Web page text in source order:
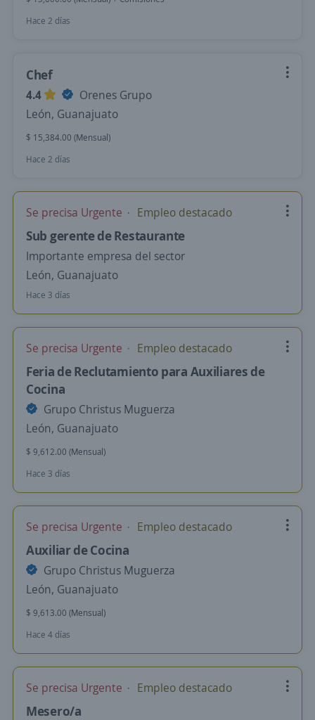
Hace 2 días
Chef
4.4
Orenes Grupo
León, Guanajuato
$ 15,384.00 (Mensual)
Hace 2 días
Se precisa Urgente Empleo destacado
Sub gerente de Restaurante
Importante empresa del sector
León, Guanajuato
Hace 3 días
Se precisa Urgente Empleo destacado
Feria de Reclutamiento para Auxiliares de
Cocina
Grupo Christus Muguerza
León, Guanajuato
$ 9,612.00 (Mensual)
Hace 3 días
Se precisa Urgente Empleo destacado
Auxiliar de Cocina
Grupo Christus Muguerza
León, Guanajuato
$ 9,613.00 (Mensual)
Hace 4 días
Se precisa Urgente Empleo destacado
Mesero/a